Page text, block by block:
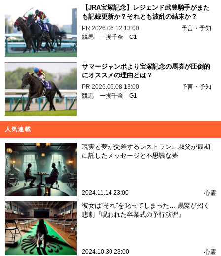
【JRA宝塚記念】レジェンド武豊騎手がまた
も記録更新か？それとも波乱の結末か？
PR 2026.06.12 13:00
予言・予知
競馬 一攫千金 G1
サマージャンボより宝塚記念の馬券が圧倒的
にオススメの理由とは!?
PR 2026.06.08 13:00
予言・予知
競馬 一攫千金 G1
人気連載
現実と夢が交差するレストラン…叔父が最期
に託したメッセージと不思議な夢
2024.11.14 23:00 心霊
彼女は“それ”を叱ってしまった… 黒髪が招く
悲劇『呪われた卒業式の予行演習』
2024.10.30 23:00 心霊